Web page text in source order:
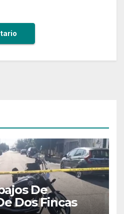
De
Dos Fincas